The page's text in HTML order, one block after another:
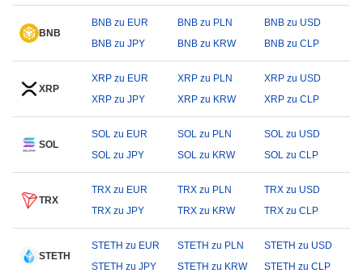
BNB
BNB zu EUR BNB zu PLN
BNB zu USD
BNB zu JPY
BNB zu KRW BNB zu CLP
XRP
XRP zu EUR XRP zu PLN
XRP zu USD
XRP zu JPY
XRP zu KRW XRP zu CLP
SOL
SOL zu EUR SOL zu PLN
SOL zu USD
SOL zu JPY
SOL zu KRW SOL zu CLP
TRX
TRX zu EUR TRX zu PLN
TRX zu USD
TRX zu JPY
TRX zu KRW TRX zu CLP
STETH
STETH zu EUR STETH zu PLN
STETH zu USD
STETH zu JPY
STETH zu KRW STETH zu CLP